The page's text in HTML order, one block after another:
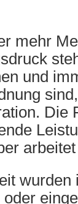
mehr
und
Die
oder